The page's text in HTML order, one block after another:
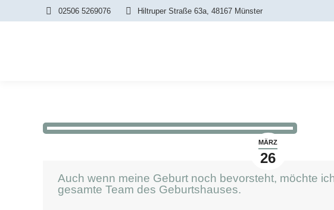
02506 5269076 Hiltruper Straße 63a, 48167 Münster
MÄRZ
26
Auch wenn meine Geburt noch bevorsteht, möchte
gesamte Team des Geburtshauses.